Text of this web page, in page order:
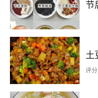
评